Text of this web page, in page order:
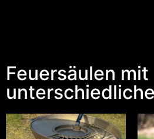
Feuersäulen mit